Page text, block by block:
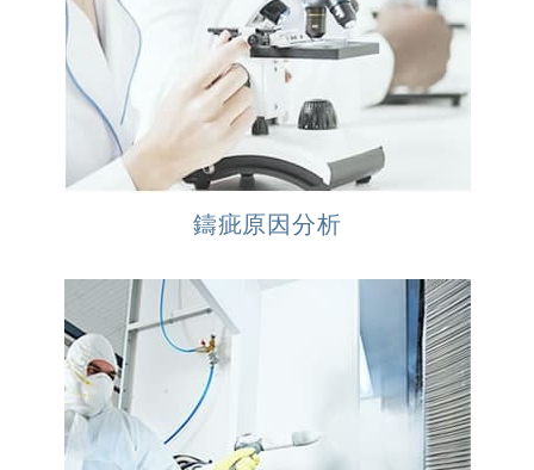
鑄疵原因分析